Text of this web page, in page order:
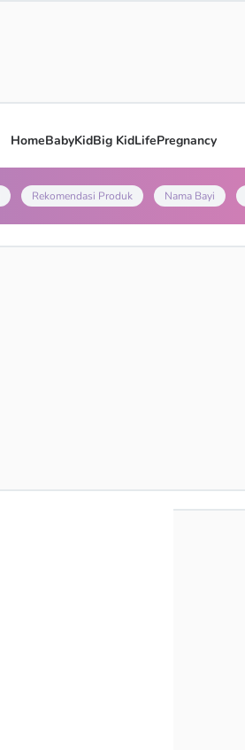
HomeBabyKidBig KidLifePregnancy
Rekomendasi Produk Nama Bayi